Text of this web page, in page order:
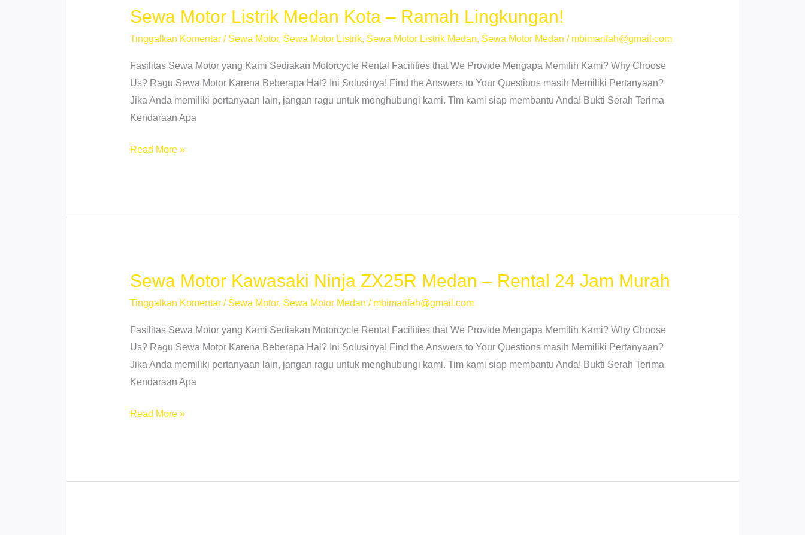
Rental
24
Sewa Motor Listrik Medan Kota – Ramah Lingkungan!
Tinggalkan Komentar / Sewa Motor, Sewa Motor Listrik, Sewa Motor Listrik Medan, Sewa Motor Medan / mbimarifah@gmail.com
Fasilitas Sewa Motor yang Kami Sediakan Motorcycle Rental Facilities that We Provide Mengapa Memilih Kami? Why Choose
Us? Ragu Sewa Motor Karena Beberapa Hal? Ini Solusinya! Find the Answers to Your Questions masih Memiliki Pertanyaan?
Jika Anda memiliki pertanyaan lain, jangan ragu untuk menghubungi kami. Tim kami siap membantu Anda! Bukti Serah Terima
Kendaraan Apa
Sewa
Kota
Read More »
Sewa Motor Kawasaki Ninja ZX25R Medan – Rental 24 Jam Murah
Tinggalkan Komentar / Sewa Motor, Sewa Motor Medan / mbimarifah@gmail.com
Fasilitas Sewa Motor yang Kami Sediakan Motorcycle Rental Facilities that We Provide Mengapa Memilih Kami? Why Choose
Us? Ragu Sewa Motor Karena Beberapa Hal? Ini Solusinya! Find the Answers to Your Questions masih Memiliki Pertanyaan?
Jika Anda memiliki pertanyaan lain, jangan ragu untuk menghubungi kami. Tim kami siap membantu Anda! Bukti Serah Terima
Kendaraan Apa
Sewa
ZX25R
Read More »